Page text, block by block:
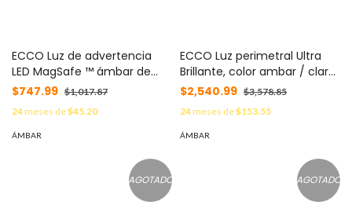
ECCO Luz de advertencia
LED MagSafe ™ ámbar de
montaje magnético ED0016-
$747.99 $1,017.87
24meses de$45.20
ÁMBAR
ECCO Luz perimetral Ultra
Brillante, color ambar / claro
MOD: ED3777-AW
$2,540.99 $3,578.85
24meses de$153.55
ÁMBAR
AGOTADO AGOTADO